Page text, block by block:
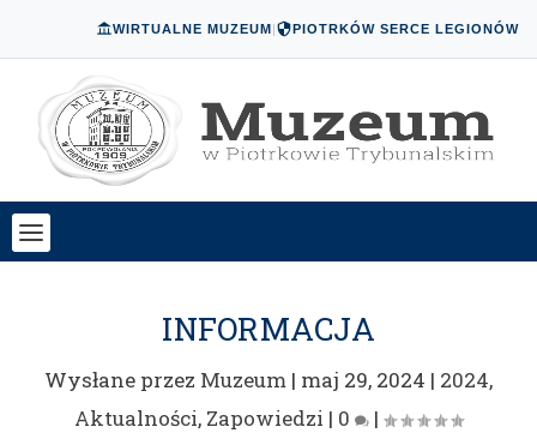
WIRTUALNE MUZEUM| PIOTRKÓW SERCE LEGIONÓW
INFORMACJA
Wysłane przez Muzeum | maj 29, 2024 | 2024,
Aktualności, Zapowiedzi | 0 |